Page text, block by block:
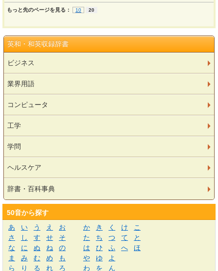
もっと先のページを見る： 10 20
英和・和英収録辞書
ビジネス
業界用語
コンピュータ
工学
学問
ヘルスケア
辞書・百科事典
50音から探す
あ
い う え お か き く け
こ
さ
し す せ そ た ち つ て
と
な
に ぬ ね の は ひ ふ へ
ほ
ま
み む め も や ゆ
よ
ら
り る れ ろ わ を ん